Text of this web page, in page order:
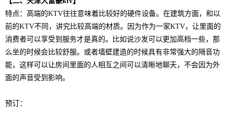
特点：高端的KTV往往意味着比较好的硬件设备。在建筑方面，和以
前的KTV不同，讲究比较高端的材质。因为作为一家KTV，让里面的
消费者可以享受到服务才是真的。比如说沙发可以更加高档一些，那
么坐的时候会比较舒服。或者墙壁建造的时候具有非常强大的隔音功
能，这样可以让房间里面的人相互之间可以清晰地聊天，不会因为外
面的声音受到影响。
预订：